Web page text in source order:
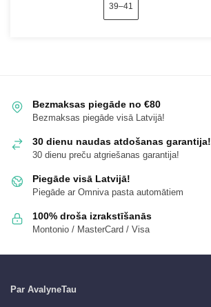
39–41
Bezmaksas piegāde no €80
Bezmaksas piegāde visā Latvijā!
30 dienu naudas atdošanas garantija!
30 dienu preču atgriešanas garantija!
Piegāde visā Latvijā!
Piegāde ar Omniva pasta automātiem
100% droša izrakstīšanās
Montonio / MasterCard / Visa
Par AvalyneTau